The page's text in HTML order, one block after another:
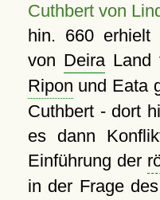
Cuthbert von
hin. 660 erhielt
von DeiraLand
Ripon und Eata
Cuthbert - dort
es dann
Einführung der
in der Frage des